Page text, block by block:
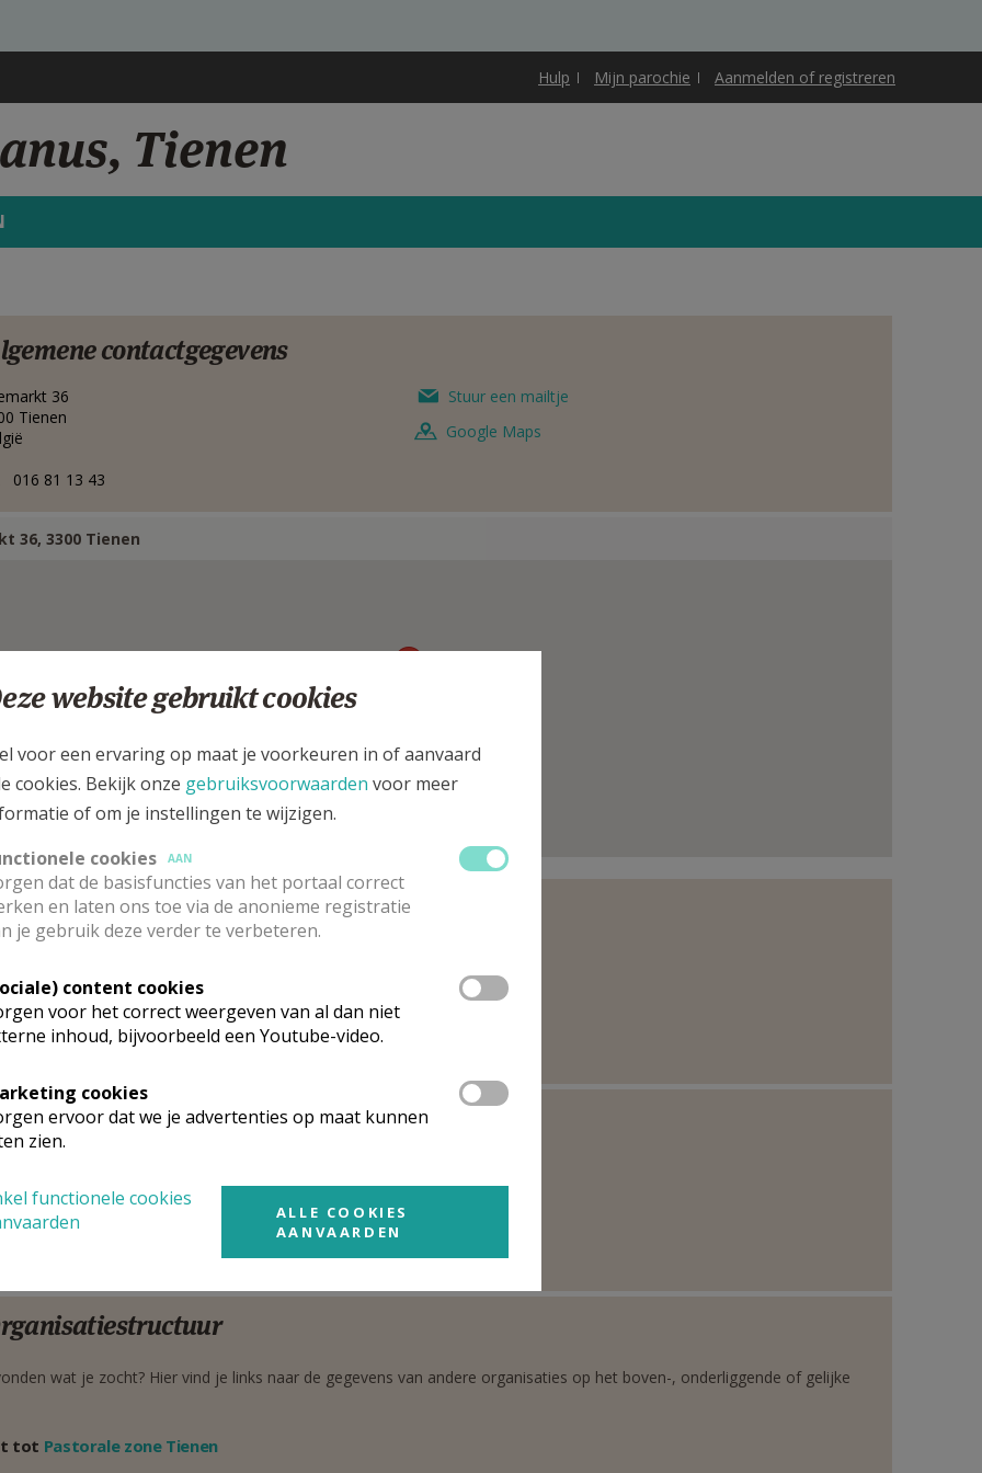
Hulp Mijn parochie Aanmelden of registreren
Tienen
contactgegevens
36
Tienen
016 81 13 43
Stuur een mailtje
Google Maps
36, 3300 Tienen
priester
Pierrestraat 39
Leuven
0465 20 95 28
36
Tienen
Google Maps
wat je zocht? Hier vind je links naar de gegevens van andere organisaties op het boven-, onderliggende of gelijke
tot Pastorale zone Tienen
website gebruikt cookies
voor een ervaring op maat je voorkeuren in of aanvaard
cookies. Bekijk onze gebruiksvoorwaarden voor meer
of om je instellingen te wijzigen.
cookies
AAN
dat de basisfuncties van het portaal correct
en laten ons toe via de anonieme registratie
je gebruik deze verder te verbeteren.
content cookies
voor het correct weergeven van al dan niet
inhoud, bijvoorbeeld een Youtube-video.
cookies
ervoor dat we je advertenties op maat kunnen
zien.
functionele cookies
ALLE COOKIES
AANVAARDEN